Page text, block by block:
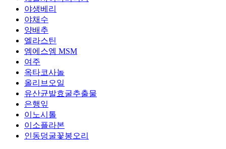
야생베리
야채수
양배추
엘라스틴
엠에스엠 MSM
여주
옥타코사놀
올리브오일
유산균발효굴추출물
은행잎
이노시톨
이소플라본
인동덩굴꽃봉오리